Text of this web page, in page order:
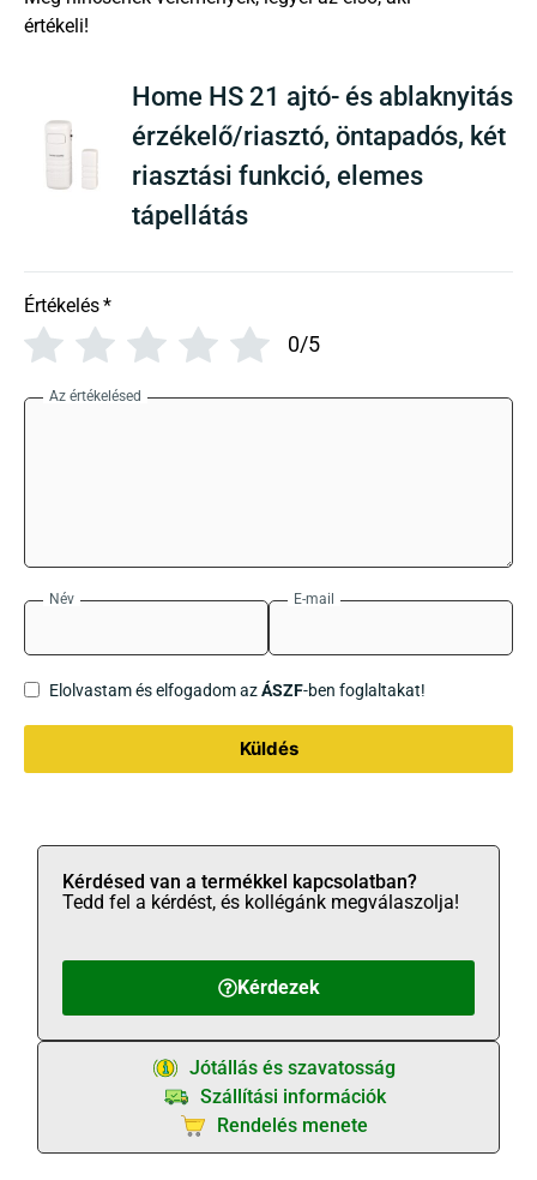
Home HS 21 ajtó- és ablaknyitás
érzékelő/riasztó, öntapadós, két
riasztási funkció, elemes
tápellátás
Értékelés*
0/5
Az értékelésed
Név E-mail
Elolvastam és elfogadom azÁSZF-ben foglaltakat!
Küldés
Kérdezek
Kérdésed van a termékkel kapcsolatban?
Tedd fel a kérdést, és kollégánk megválaszolja!
Jótállás és szavatosság
Szállítási információk
Rendelés menete